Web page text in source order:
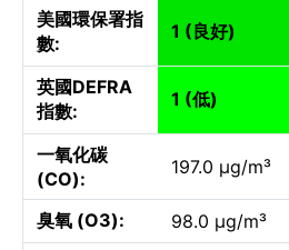
美國環保署指
數:
1 (良好)
英國DEFRA
指數:
1 (低)
一氧化碳
(CO):
197.0 µg/m³
臭氧 (O3):
98.0 µg/m³